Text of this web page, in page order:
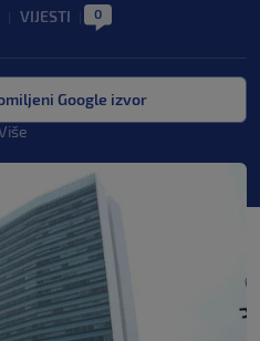
VIJESTI 0
Google izvor